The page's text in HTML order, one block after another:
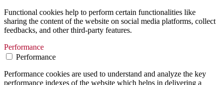
Functional cookies help to perform certain functionalities like
sharing the content of the website on social media platforms, collect
feedbacks, and other third-party features.
Performance
Performance
Performance cookies are used to understand and analyze the key
performance indexes of the website which helps in delivering a